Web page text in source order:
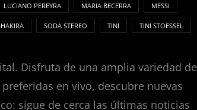
LUCIANO PEREYRA MARIA BECERRA MESSI
SODA STEREO TINI TINI STOESSEL
Disfruta de una amplia variedad de
en vivo, descubre nuevas
sigue de cerca las últimas noticias